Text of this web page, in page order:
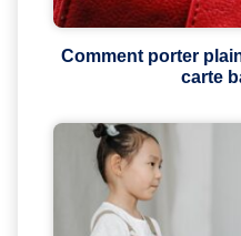
Comment porter
carte